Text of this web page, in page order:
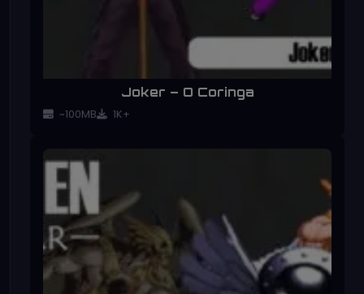
Joker – O Coringa
~100MB 1K+